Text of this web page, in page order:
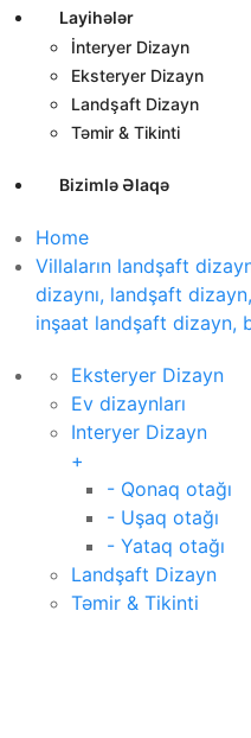
Layihələr
İnteryer Dizayn
Eksteryer Dizayn
Landşaft Dizayn
Təmir & Tikinti
Bizimlə Əlaqə
Home
Villaların landşaft
dizaynı, landşaft
inşaat landşaft dizayn,
Eksteryer Dizayn
Ev dizaynları
Interyer Dizayn
+
- Qonaq otağı
- Uşaq otağı
- Yataq otağı
Landşaft Dizayn
Təmir & Tikinti